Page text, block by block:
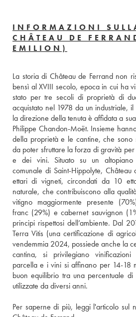
INFORMAZIONI
CHÂTEAU DE
EMILION)
La storia di Château de Ferrand non
bensì al XVIII secolo, epoca in cui ha
stato per tre secoli di proprietà di
acquistato nel 1978 da un industriale,
la direzione della tenuta è affidata a
Philippe Chandon-Moët. Insieme
della proprietà e le cantine, che sono
da poter sfruttare la forza di gravità
e dei vini. Situato su un altopiano
comunale di Saint-Hippolyte,
ettari di vigneti, circondati da 10
naturale, che contribuiscono alla
vitigno maggiormente presente
franc (29%) e cabernet sauvignon
principi rispettosi dell’ambiente. Dal
Terra Vitis (una certificazione di
vendemmia 2024, possiede anche la
cantina, si privilegiano
parcella e i vini si affinano per 14-18
buon equilibrio tra una percentuale
utilizzate da diversi anni.
Per saperne di più, leggi l'articolo sul